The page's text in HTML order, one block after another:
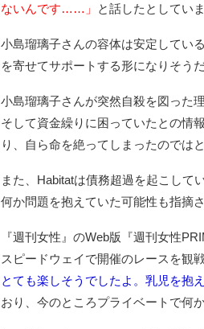
ないんです……」
と話したとしていま
小島瑠璃子さんの容体は安定してい
を寄せてサポートする形になりそう
小島瑠璃子さんが突然自殺を図った
そして資金繰りに困っていたとの情
り、自ら命を絶ってしまったのでは
また、Habitatは債務超過を起こして
何か問題を抱えていた可能性も指摘
『週刊女性』のWeb版『週刊女性
スピードウェイで開催のレースを観
とても楽しそうでしたよ。乳児を抱
おり、今のところプライベートで何